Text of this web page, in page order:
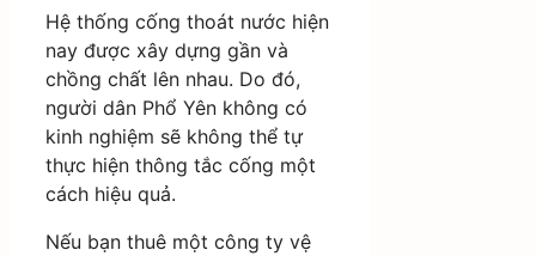
Hệ thống cống thoát nước hiện
nay được xây dựng gần và
chồng chất lên nhau. Do đó,
người dân Phổ Yên không có
kinh nghiệm sẽ không thể tự
thực hiện thông tắc cống một
cách hiệu quả.
Nếu bạn thuê một công ty vệ